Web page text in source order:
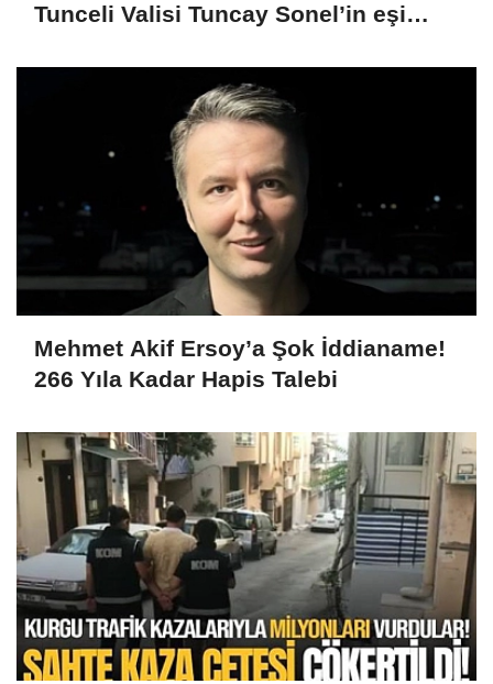
Tunceli Valisi Tuncay Sonel’in eşi
Mehmet Akif Ersoy’a Şok İddianame!
266 Yıla Kadar Hapis Talebi